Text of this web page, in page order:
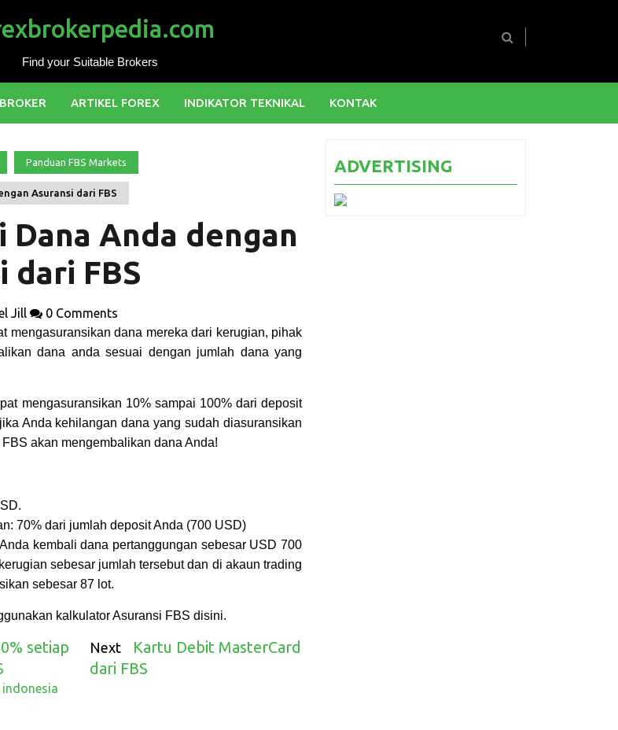
Find your Suitable Brokers
ARTIKEL FOREX INDIKATOR TEKNIKAL KONTAK
Panduan FBS Markets
Asuransi dari FBS
Dana Anda dengan
dari FBS
Jill 0 Comments
mengasuransikan dana mereka dari kerugian, pihak
dana anda sesuai dengan jumlah dana yang
mengasuransikan 10% sampai 100% dari deposit
Anda kehilangan dana yang sudah diasuransikan
akan mengembalikan dana Anda!
70% dari jumlah deposit Anda (700 USD)
kembali dana pertanggungan sebesar USD 700
sebesar jumlah tersebut dan di akaun trading
sebesar 87 lot.
kalkulator Asuransi FBS disini.
setiap
Next
Kartu Debit MasterCard
dari FBS
indonesia
ADVERTISING